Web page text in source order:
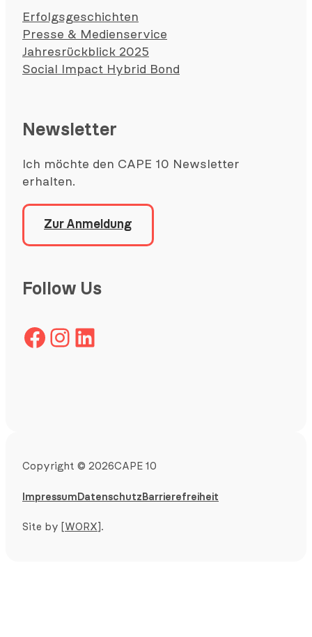
Erfolgsgeschichten
Presse & Medienservice
Jahresrückblick 2025
Social Impact Hybrid Bond
Newsletter
Ich möchte den CAPE 10 Newsletter
erhalten.
Zur Anmeldung
Follow Us
Facebook Instagram LinkedIn
Copyright © 2026CAPE 10
Impressum Datenschutz Barrierefreiheit
Site by [WORX] .